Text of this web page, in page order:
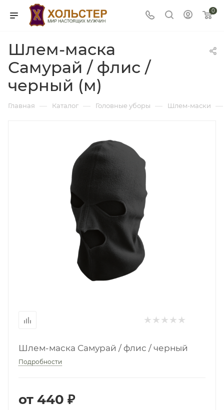
0
Шлем-маска
Самурай / флис /
черный (м)
Главная — Каталог — Головные уборы — Шлем-маски —
Шлем-маска Самурай / флис / черный
Подробности
от 440 ₽